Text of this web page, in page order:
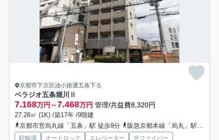
京都市下京区油小路通五条下る
ベラジオ五条堀川Ⅱ
7.168万円～7.468万円 管理/共益費8,320円
27.28㎡ (1K) /築17年 /9階建
京都市営烏丸線「五条」駅 徒歩9分
阪急京都本線「烏丸」駅 徒歩19分
駐輪場 オートロック エレベーター
光ファイバー